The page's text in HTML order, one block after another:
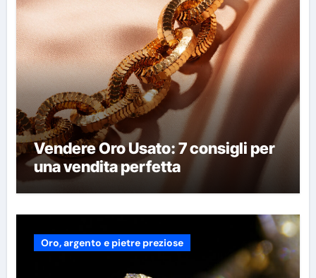
Vendere Oro Usato: 7 consigli per
una vendita perfetta
Oro, argento e pietre preziose